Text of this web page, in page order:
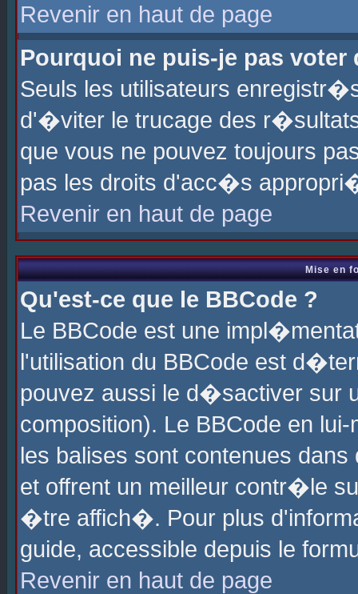
Revenir en haut de page
Pourquoi ne puis-je pas voter
Seuls les utilisateurs
d'�viter le trucage des
que vous ne pouvez toujours
pas les droits d'acc�s
Revenir en haut de page
Mise en
Qu'est-ce que le BBCode ?
Le BBCode est une
l'utilisation du BBCode est
pouvez aussi le d�sactiver sur
composition). Le BBCode en
les balises sont contenues
et offrent un meilleur contr�le
�tre affich�. Pour plus
guide, accessible depuis le
Revenir en haut de page